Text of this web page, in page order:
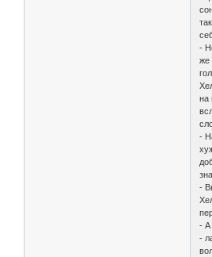
-
же
на
-
-
- А
-